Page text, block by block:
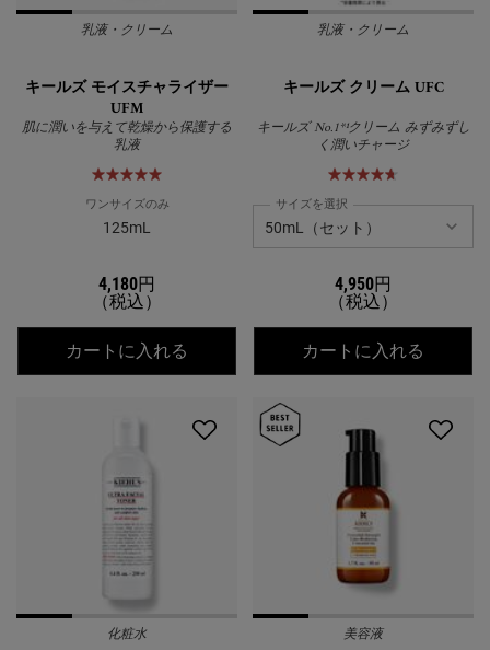
乳液・クリーム
キールズ モイスチャライザー
UFM
肌に潤いを与えて乾燥から保護する
乳液
ワンサイズのみ
125mL
4,180円
（税込）
カートに入れる キールズ モイスチャライザー UFM
乳液・クリーム
キールズ クリーム UFC
キールズ No.1*¹クリーム みずみずし
く潤いチャージ
サイズを選択
4,950円
（税込）
カートに入れる
化粧水 美容液